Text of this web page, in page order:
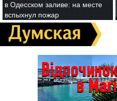
в Одесском заливе: на месте
вспыхнул пожар